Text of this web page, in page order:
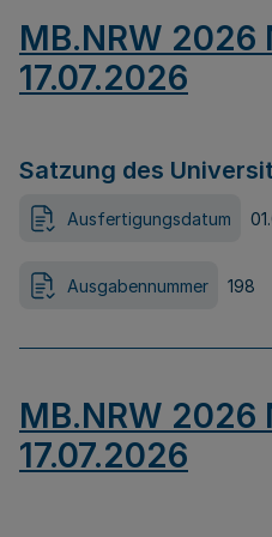
MB.NRW 2026
17.07.2026
Satzung des
Ausfertigungsdatum
Ausgabennummer 198
MB.NRW 2026
17.07.2026